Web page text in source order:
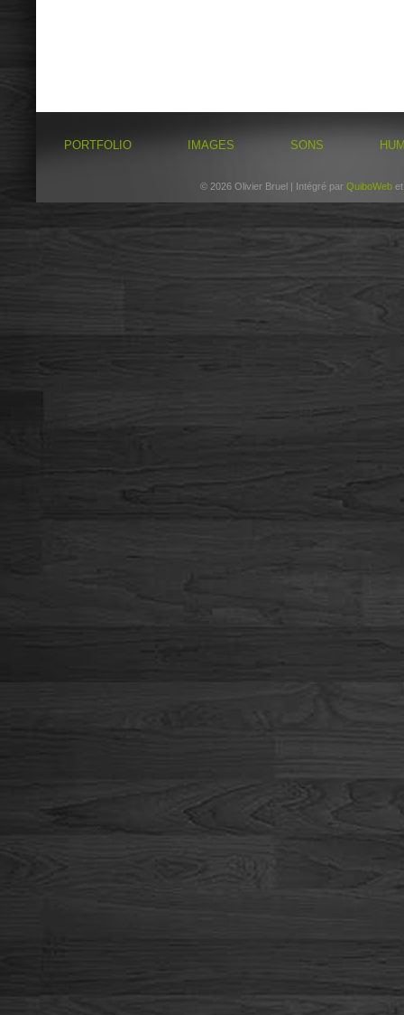
PORTFOLIO IMAGES SONS
© 2026 Olivier Bruel | Intégré par QuiboWeb